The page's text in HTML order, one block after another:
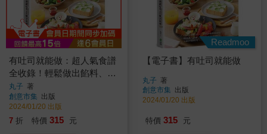
有吐司就能做：超人氣食譜
全收錄！輕鬆做出餡料、抹
醬到層疊美味，網路詢問度
最高的甜鹹吐司與三明治料
理100＋
丸子 著
創意市集 出版
2024/01/20 出版
7 折 特價 315 元
Readmoo
【電子書】有吐司就能做
丸子 著
創意市集 出版
2024/01/20 出版
特價 315 元